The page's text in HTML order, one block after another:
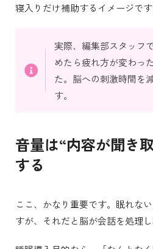
寝入りだけ補助するイメージです
実際、編集部スタッフ
めたら疲れ方が変わっ
た。脳への刺激時間を
す。
音量は“内容が聞き
する
ここ、かなり重要です。眠れな
すが、それだと脳が会話を処理し